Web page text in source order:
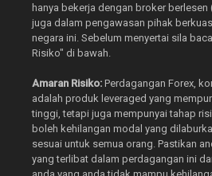
hanya bekerja dengan broker
juga dalam pengawasan pihak
negara ini. Sebelum menyertai sila
Risiko" di bawah.
Amaran Risiko: Perdagangan Forex,
adalah produk leveraged yang
tinggi, tetapi juga mempunyai tahap
boleh kehilangan modal yang
sesuai untuk semua orang. Pastikan
yang terlibat dalam perdagangan ini